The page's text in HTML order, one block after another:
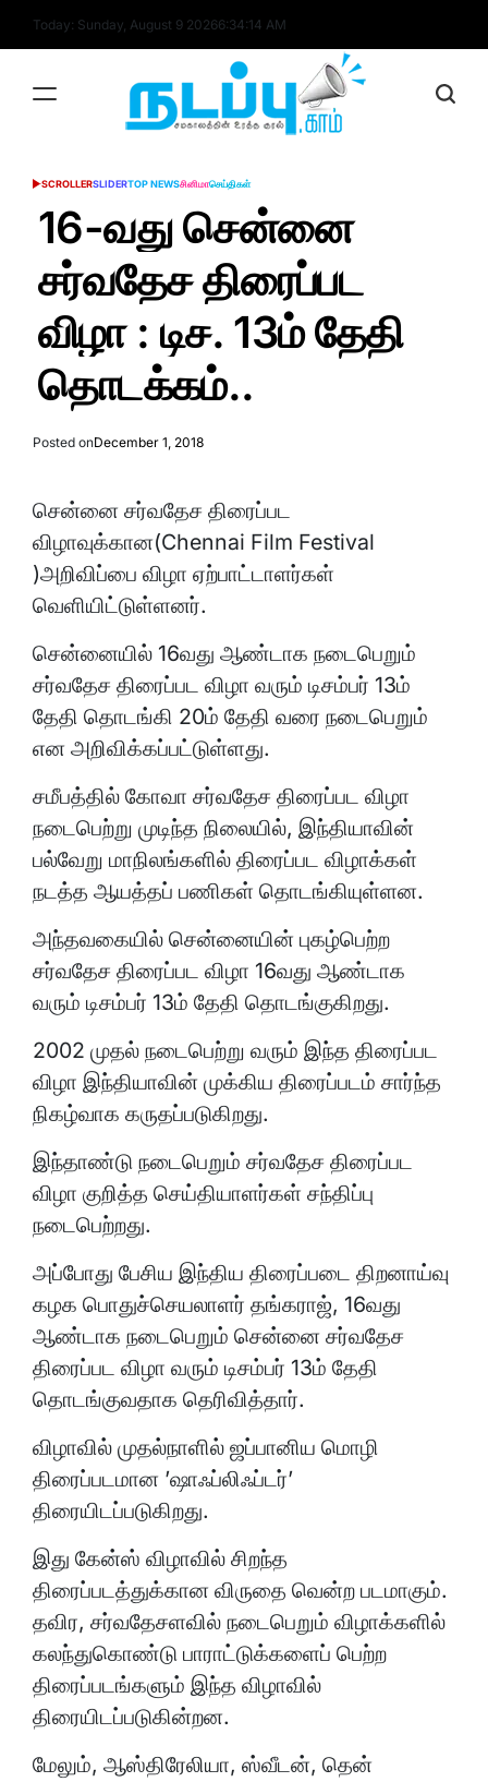
Today: Sunday, August 9 20266:34:14 AM
POSTED
SCROLLERSLIDERTOP NEWSசினிமாசெய்திகள்
16-வது சென்னை
சர்வதேச திரைப்பட
விழா : டிச. 13ம் தேதி
தொடக்கம்..
Posted onDecember 1, 2018
சென்னை சர்வதேச திரைப்பட
விழாவுக்கான(Chennai Film Festival
)அறிவிப்பை விழா ஏற்பாட்டாளர்கள்
வெளியிட்டுள்ளனர்.
சென்னையில் 16வது ஆண்டாக நடைபெறும்
சர்வதேச திரைப்பட விழா வரும் டிசம்பர் 13ம்
தேதி தொடங்கி 20ம் தேதி வரை நடைபெறும்
என அறிவிக்கப்பட்டுள்ளது.
சமீபத்தில் கோவா சர்வதேச திரைப்பட விழா
நடைபெற்று முடிந்த நிலையில், இந்தியாவின்
பல்வேறு மாநிலங்களில் திரைப்பட விழாக்கள்
நடத்த ஆயத்தப் பணிகள் தொடங்கியுள்ளன.
அந்தவகையில் சென்னையின் புகழ்பெற்ற
சர்வதேச திரைப்பட விழா 16வது ஆண்டாக
வரும் டிசம்பர் 13ம் தேதி தொடங்குகிறது.
2002 முதல் நடைபெற்று வரும் இந்த திரைப்பட
விழா இந்தியாவின் முக்கிய திரைப்படம் சார்ந்த
நிகழ்வாக கருதப்படுகிறது.
இந்தாண்டு நடைபெறும் சர்வதேச திரைப்பட
விழா குறித்த செய்தியாளர்கள் சந்திப்பு
நடைபெற்றது.
அப்போது பேசிய இந்திய திரைப்படை திறனாய்வு
கழக பொதுச்செயலாளர் தங்கராஜ், 16வது
ஆண்டாக நடைபெறும் சென்னை சர்வதேச
திரைப்பட விழா வரும் டிசம்பர் 13ம் தேதி
தொடங்குவதாக தெரிவித்தார்.
விழாவில் முதல்நாளில் ஜப்பானிய மொழி
திரைப்படமான ’ஷாஃப்லிஃப்டர்’
திரையிடப்படுகிறது.
இது கேன்ஸ் விழாவில் சிறந்த
திரைப்படத்துக்கான விருதை வென்ற படமாகும்.
தவிர, சர்வதேசளவில் நடைபெறும் விழாக்களில்
கலந்துகொண்டு பாராட்டுக்களைப் பெற்ற
திரைப்படங்களும் இந்த விழாவில்
திரையிடப்படுகின்றன.
மேலும், ஆஸ்திரேலியா, ஸ்வீடன், தென்